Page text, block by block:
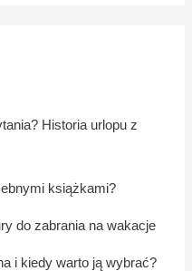
Historia urlopu z
książkami?
do zabrania na wakacje
i kiedy warto ją wybrać?